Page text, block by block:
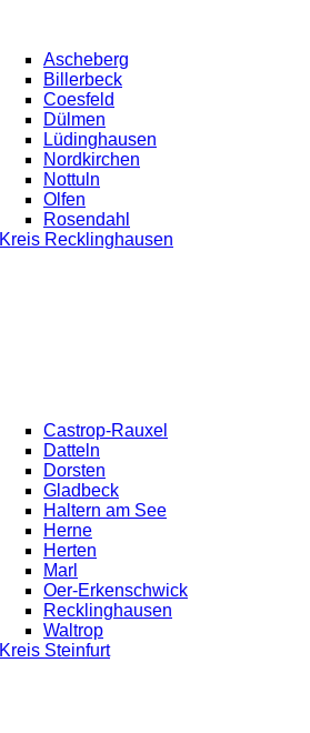
Ascheberg
Billerbeck
Coesfeld
Dülmen
Lüdinghausen
Nordkirchen
Nottuln
Olfen
Rosendahl
Kreis Recklinghausen
Castrop-Rauxel
Datteln
Dorsten
Gladbeck
Haltern am See
Herne
Herten
Marl
Oer-Erkenschwick
Recklinghausen
Waltrop
Kreis Steinfurt